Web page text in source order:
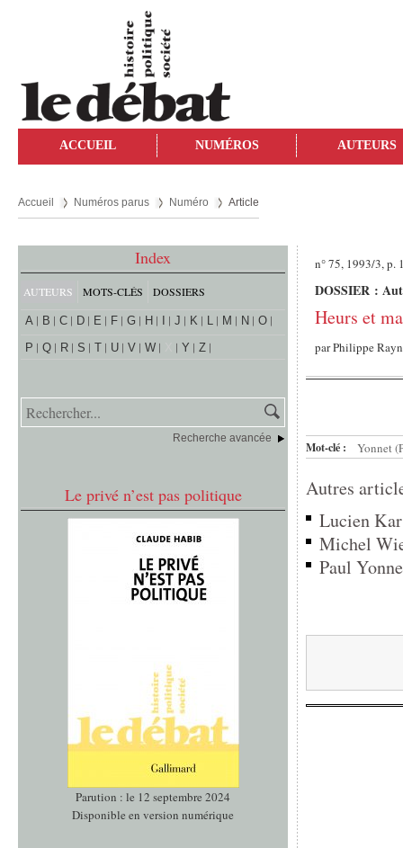
ACCUEIL NUMÉROS AUTEURS
Accueil Numéros parus Numéro Article
Index
AUTEURS MOTS-CLÉS DOSSIERS
A B C D E F G H J K L M N
O
P
Q R S T U V W Y Z
Recherche avancée
Le privé n’est pas politique
Parution : le 12 septembre 2024
Disponible en version numérique
n° 75, 1993/3, p.
DOSSIER :
Heurs et
parPhilippe
Mot-clé : Yonnet
Autres
Lucien
Michel
Paul